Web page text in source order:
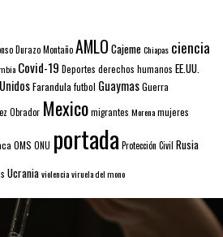
Durazo MontañoAMLO CajemeChiapas ciencia
Covid-19 Deportes derechos humanos EE.UU.
Farandula futbol GuaymasGuerra
Obrador Mexicomigrantes Morenamujeres
OMS ONU portada Protección Civil Rusia
Ucraniaviolenciaviruela del mono